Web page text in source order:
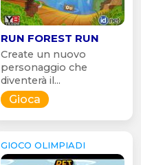
RUN FOREST RUN
Create un nuovo
personaggio che
diventerà il...
Gioca
GIOCO OLIMPIADI